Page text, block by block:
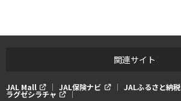
関連サイト
JAL Mall JAL保険ナビ JALふるさと納税
ラグゼシラチャ